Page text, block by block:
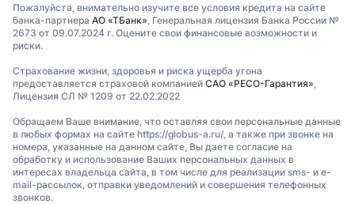
Пожалуйста, внимательно изучите все условия кредита на сайте
банка-партнера АО «ТБанк» , Генеральная лицензия Банка России №
2673 от 09.07.2024 г. Оцените свои финансовые возможности и
риски.
Страхование жизни, здоровья и риска ущерба угона
предоставляется страховой компанией САО «РЕСО-Гарантия»
Лицензия СЛ № 1209 от 22.02.2022
Обращаем Ваше внимание, что оставляя свои персональные данные
в любых формах на сайте https://globus-a.ru/, а также при звонке на
номера, указанные на данном сайте, Вы даете согласие на
обработку и использование Ваших персональных данных в
интересах владельца сайта, в том числе для реализации sms- и e-
mail-рассылок, отправки уведомлений и совершения телефонных
звонков.